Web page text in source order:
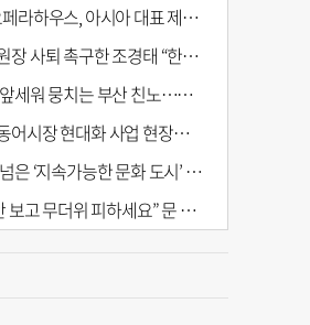
우스, 아시아 대표 제작 극장 지향해야”
퇴 촉구한 조경태 “한동훈 제명 철회해야”
는 부산 친노…전대 결과가 부산 민주 세력 판도 바꾼다
장 현대화 사업 현장서 오염토 발견
가능한 문화 도시’ 원동력은 시민 지지 [부산은 열려 있다]
무더위 피하세요” 문 활짝 연 은행·마트